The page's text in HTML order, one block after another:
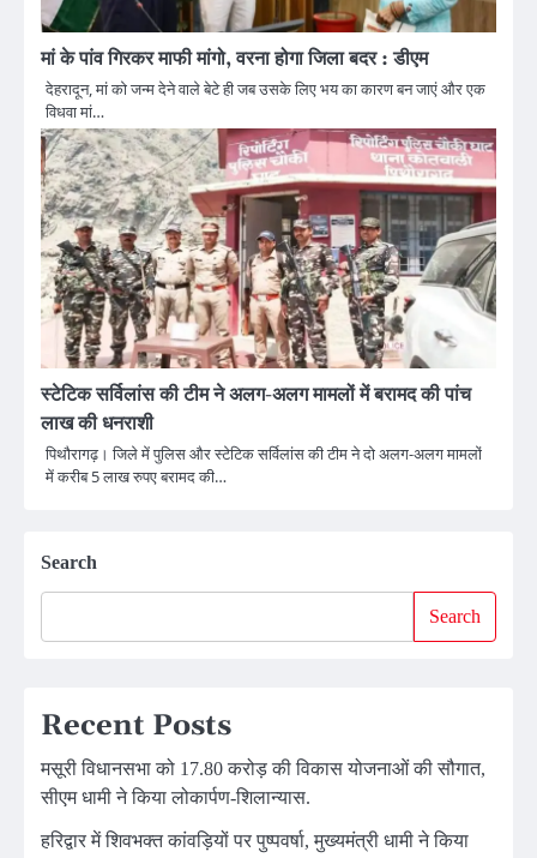
मां के पांव गिरकर माफी मांगो, वरना होगा जिला बदर : डीएम
देहरादून, मां को जन्म देने वाले बेटे ही जब उसके लिए भय का कारण बन जाएं और एक
विधवा मां…
स्टेटिक सर्विलांस की टीम ने अलग-अलग मामलों में बरामद की पांच
लाख की धनराशी
पिथौरागढ़। जिले में पुलिस और स्टेटिक सर्विलांस की टीम ने दो अलग-अलग मामलों
में करीब 5 लाख रुपए बरामद की…
Search
Search
Recent Posts
मसूरी विधानसभा को 17.80 करोड़ की विकास योजनाओं की सौगात,
सीएम धामी ने किया लोकार्पण-शिलान्यास.
हरिद्वार में शिवभक्त कांवड़ियों पर पुष्पवर्षा, मुख्यमंत्री धामी ने किया